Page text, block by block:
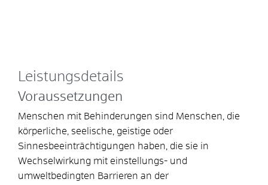
Leistungsdetails
Voraussetzungen
Menschen mit Behinderungen sind Menschen, die
körperliche, seelische, geistige oder
Sinnesbeeinträchtigungen haben, die sie in
Wechselwirkung mit einstellungs- und
umweltbedingten Barrieren an der